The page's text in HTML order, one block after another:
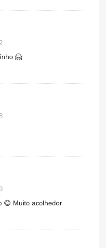
🤗
😋 Muito acolhedor